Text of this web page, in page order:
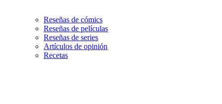
Reseñas de cómics
Reseñas de películas
Reseñas de series
Artículos de opinión
Recetas